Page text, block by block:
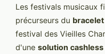
Les festivals musicaux
précurseurs du
festival des Vieilles
d'une solution